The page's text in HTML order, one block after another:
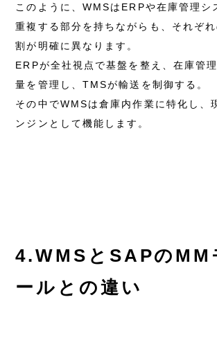
このように、WMSはERPや在庫管理シ
重複する部分を持ちながらも、それぞ
割が明確に異なります。
ERPが全社視点で基盤を整え、在庫管
量を管理し、TMSが輸送を制御する。
その中でWMSは倉庫内作業に特化し、
ンジンとして機能します。
4.WMSとSAPのMM
ールとの違い